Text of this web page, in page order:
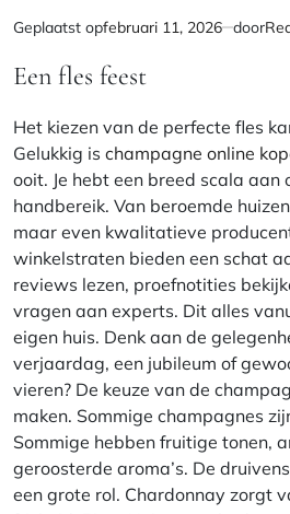
Geplaatst opfebruari 11, 2026 door
Een fles feest
Het kiezen van de perfecte fles
Gelukkig is champagne online
ooit. Je hebt een breed scala aan
handbereik. Van beroemde
maar even kwalitatieve
winkelstraten bieden een schat
reviews lezen, proefnotities
vragen aan experts. Dit alles
eigen huis. Denk aan de
verjaardag, een jubileum of
vieren? De keuze van de
maken. Sommige champagnes
Sommige hebben fruitige tonen,
geroosterde aroma’s. De
een grote rol. Chardonnay zorgt